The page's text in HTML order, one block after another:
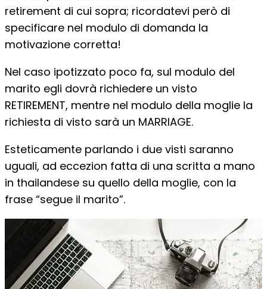
retirement di cui sopra; ricordatevi però di
specificare nel modulo di domanda la
motivazione corretta!
Nel caso ipotizzato poco fa, sul modulo del
marito egli dovrà richiedere un visto
RETIREMENT, mentre nel modulo della moglie la
richiesta di visto sarà un MARRIAGE.
Esteticamente parlando i due visti saranno
uguali, ad eccezion fatta di una scritta a mano
in thailandese su quello della moglie, con la
frase “segue il marito”.